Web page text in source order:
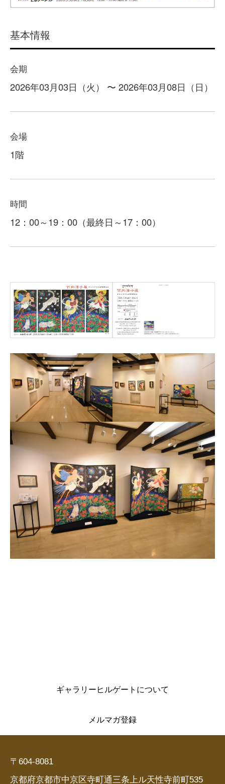
基本情報
会期
2026年03月03日（火） 〜 2026年03月08日（日）
会場
1階
時間
12：00～19：00（最終日～17：00）
ギャラリーヒルゲートについて
メルマガ登録
〒604-8081
京都府京都市中京区寺町通三条上ル天性寺前町535